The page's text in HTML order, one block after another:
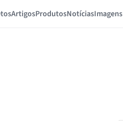
ArtigosProdutosNotíciasImagens